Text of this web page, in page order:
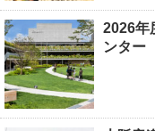
2026年
ンター